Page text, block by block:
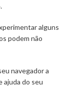
alguns
podem não
navegador a
ajuda do seu